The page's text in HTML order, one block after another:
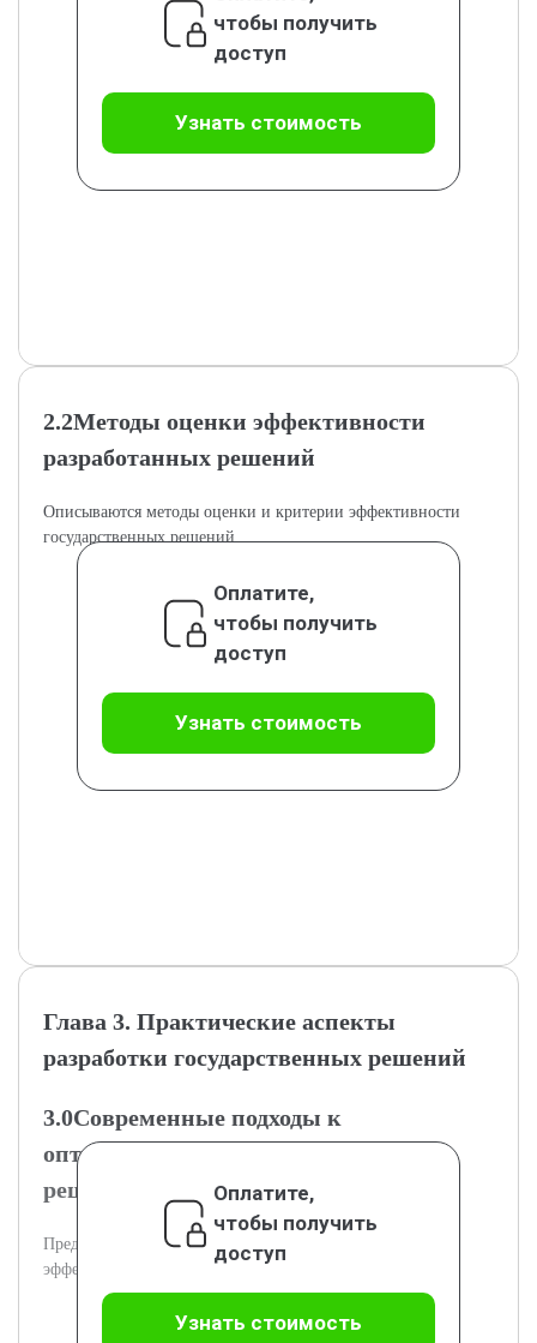
чтобы получить
доступ
Узнать стоимость
2.2Методы оценки эффективности
разработанных решений
Описываются методы оценки и критерии эффективности
государственных решений.
Оплатите,
чтобы получить
доступ
Узнать стоимость
Глава 3. Практические аспекты
разработки государственных решений
3.0Современные подходы к
оптимизации процесса разработки
решений
Представлены современные методы для повышения
эффективности разработки решений.
Оплатите,
чтобы получить
доступ
Узнать стоимость